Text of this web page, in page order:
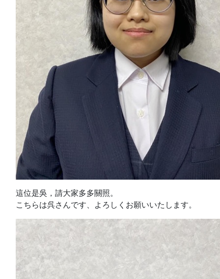
這位是吳，請大家多多關照。
こちらは呉さんです、よろしくお願いいたします。